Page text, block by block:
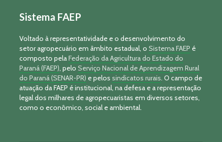
Sistema FAEP
Voltado à representatividade e o desenvolvimento do
setor agropecuário em âmbito estadual, o Sistema FAEP é
composto pelaFederação da Agricultura do Estado do
Paraná (FAEP), pelo Serviço Nacional de Aprendizagem Rural
do Paraná (SENAR-PR) e pelos sindicatos rurais. O campo de
atuação da FAEP é institucional, na defesa e a representação
legal dos milhares de agropecuaristas em diversos setores,
como o econômico, social e ambiental.